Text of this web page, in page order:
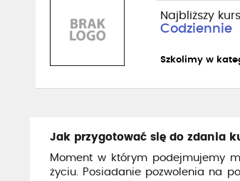
Najbliższy
Codziennie
Szkolimy w
Jak przygotować się do zdania
Moment w którym podejmujemy
życiu. Posiadanie pozwolenia na